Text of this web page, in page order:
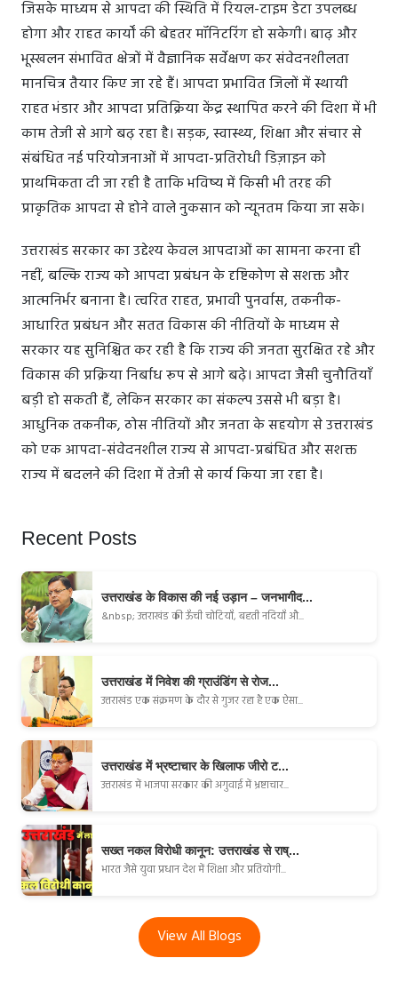
जिसके माध्यम से आपदा की स्थिति में रियल-टाइम डेटा उपलब्ध
होगा और राहत कार्यों की बेहतर मॉनिटरिंग हो सकेगी। बाढ़ और
भूस्खलन संभावित क्षेत्रों में वैज्ञानिक सर्वेक्षण कर संवेदनशीलता
मानचित्र तैयार किए जा रहे हैं। आपदा प्रभावित जिलों में स्थायी
राहत भंडार और आपदा प्रतिक्रिया केंद्र स्थापित करने की दिशा में भी
काम तेजी से आगे बढ़ रहा है। सड़क, स्वास्थ्य, शिक्षा और संचार से
संबंधित नई परियोजनाओं में आपदा-प्रतिरोधी डिज़ाइन को
प्राथमिकता दी जा रही है ताकि भविष्य में किसी भी तरह की
प्राकृतिक आपदा से होने वाले नुकसान को न्यूनतम किया जा सके।
उत्तराखंड सरकार का उद्देश्य केवल आपदाओं का सामना करना ही
नहीं, बल्कि राज्य को आपदा प्रबंधन के दृष्टिकोण से सशक्त और
आत्मनिर्भर बनाना है। त्वरित राहत, प्रभावी पुनर्वास, तकनीक-
आधारित प्रबंधन और सतत विकास की नीतियों के माध्यम से
सरकार यह सुनिश्चित कर रही है कि राज्य की जनता सुरक्षित रहे और
विकास की प्रक्रिया निर्बाध रूप से आगे बढ़े। आपदा जैसी चुनौतियाँ
बड़ी हो सकती हैं, लेकिन सरकार का संकल्प उससे भी बड़ा है।
आधुनिक तकनीक, ठोस नीतियों और जनता के सहयोग से उत्तराखंड
को एक आपदा-संवेदनशील राज्य से आपदा-प्रबंधित और सशक्त
राज्य में बदलने की दिशा में तेजी से कार्य किया जा रहा है।
Recent Posts
उत्तराखंड के विकास की नई उड़ान – जनभागीद...
&nbsp; उत्तराखंड की ऊँची चोटियाँ, बहती नदियाँ औ...
उत्तराखंड में निवेश की ग्राउंडिंग से रोज...
उत्तराखंड एक संक्रमण के दौर से गुजर रहा है एक ऐसा...
उत्तराखंड में भ्रष्टाचार के खिलाफ जीरो ट...
उत्तराखंड में भाजपा सरकार की अगुवाई में भ्रष्टाचार...
सख्त नकल विरोधी कानून: उत्तराखंड से राष्...
भारत जैसे युवा प्रधान देश में शिक्षा और प्रतियोगी...
View All Blogs